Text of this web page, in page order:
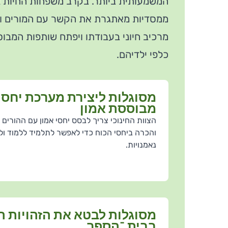
ממסדיות מאתגרת את הקשר עם המורים
מרכיב חיוני בעבודתו ויפתח שותפות
כלפי ילדיהם.
מסוגלות ליצירת מערכת
מבוססת אמון
הצוות החינוכי צריך לבסס יחסי אמון עם
והכרה ביחסי הכוח כדי לאפשר לתלמיד ללמוד
נאמנויות.
כאשר מערכת היחסים בין
החלטות רבות של הצוות על
התנהגות אישית, טיפול
ספר אחר. מקרים של קבלת
מסוגלות לבטא את הזהויות
מסוגלות לבטא את
תחושת שייכות וביטחון
בתכנים רלבנטיים לזהות של